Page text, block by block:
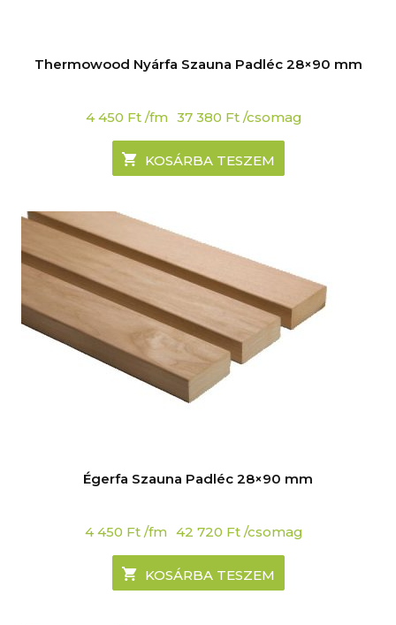
Thermowood Nyárfa Szauna Padléc 28×90 mm
4 450 Ft /fm 37 380 Ft /csomag
KOSÁRBA TESZEM
Égerfa Szauna Padléc 28×90 mm
4 450 Ft /fm 42 720 Ft /csomag
KOSÁRBA TESZEM